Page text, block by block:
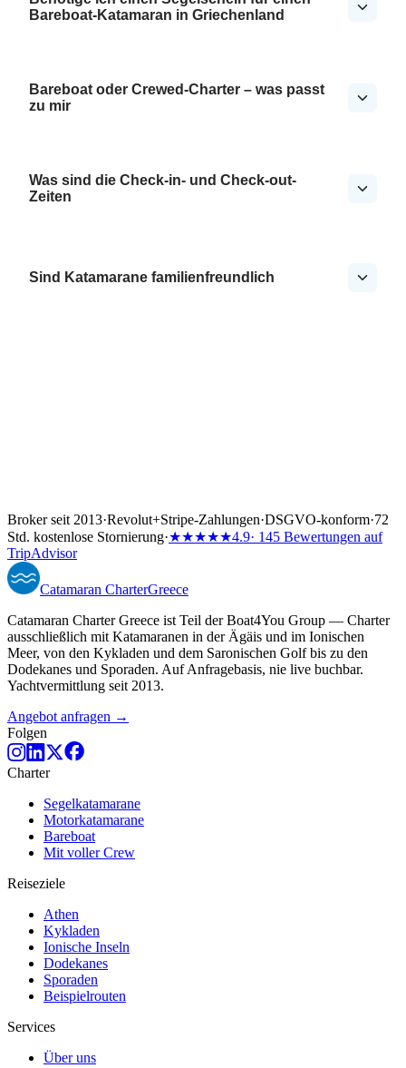
Bareboat-Katamaran in Griechenland
Bareboat oder Crewed-Charter – was passt
zu mir
Was sind die Check-in- und Check-out-
Zeiten
Sind Katamarane familienfreundlich
Broker seit 2013·Revolut+Stripe-Zahlungen·DSGVO-konform·72
Std. kostenlose Stornierung·★★★★★4.9· 145 Bewertungen auf
TripAdvisor
Catamaran CharterGreece
Catamaran Charter Greece ist Teil der Boat4You Group — Charter
ausschließlich mit Katamaranen in der Ägäis und im Ionischen
Meer, von den Kykladen und dem Saronischen Golf bis zu den
Dodekanes und Sporaden. Auf Anfragebasis, nie live buchbar.
Yachtvermittlung seit 2013.
Angebot anfragen →
Folgen
Charter
Segelkatamarane
Motorkatamarane
Bareboat
Mit voller Crew
Reiseziele
Athen
Kykladen
Ionische Inseln
Dodekanes
Sporaden
Beispielrouten
Services
Über uns